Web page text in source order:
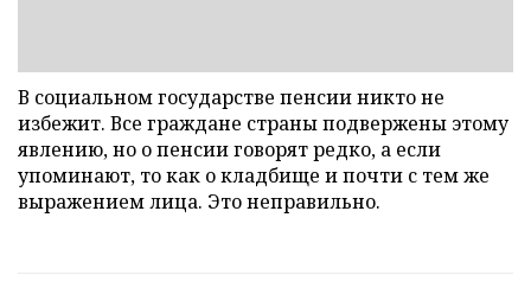
В социальном государстве пенсии никто не
избежит. Все граждане страны подвержены этому
явлению, но о пенсии говорят редко, а если
упоминают, то как о кладбище и почти с тем же
выражением лица. Это неправильно.